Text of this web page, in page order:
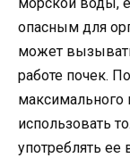
опасным для
может
работе почек.
максимального
использовать
употреблять ее